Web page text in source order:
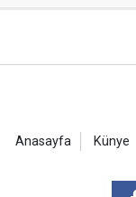
Anasayfa Künye